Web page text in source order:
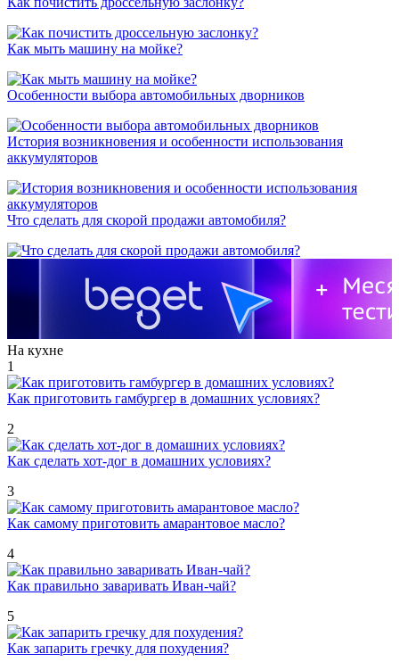
Как мыть машину на мойке?
Особенности выбора автомобильных дворников
История возникновения и особенности использования
аккумуляторов
Что сделать для скорой продажи автомобиля?
На кухне
1
Как приготовить гамбургер в домашних условиях?
2
Как сделать хот-дог в домашних условиях?
3
Как самому приготовить амарантовое масло?
4
Как правильно заваривать Иван-чай?
5
Как запарить гречку для похудения?